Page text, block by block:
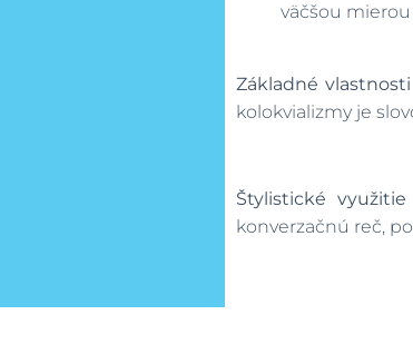
väčšou
Základné
kolokvializmy je
Štylistické
konverzačnú reč,